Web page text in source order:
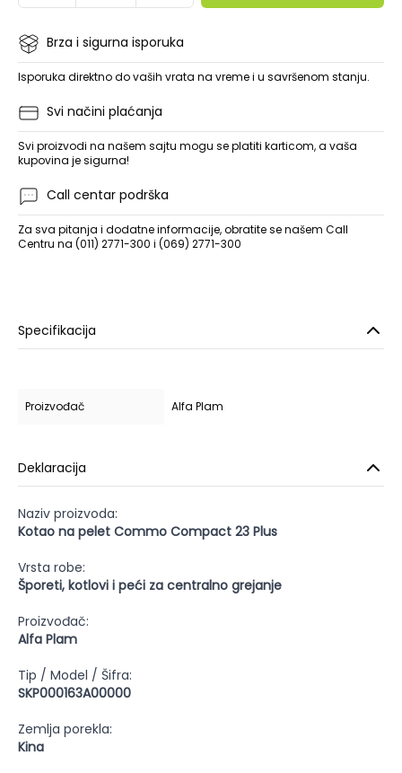
Brza i sigurna isporuka
Isporuka direktno do vaših vrata na vreme i u savršenom stanju.
Svi načini plaćanja
Svi proizvodi na našem sajtu mogu se platiti karticom, a vaša
kupovina je sigurna!
Call centar podrška
Za sva pitanja i dodatne informacije, obratite se našem Call
Centru na (011) 2771-300 i (069) 2771-300
Specifikacija
Proizvođač Alfa Plam
Deklaracija
Naziv proizvoda:
Kotao na pelet Commo Compact 23 Plus
Vrsta robe:
Šporeti, kotlovi i peći za centralno grejanje
Proizvođač:
Alfa Plam
Tip / Model / Šifra:
SKP000163A00000
Zemlja porekla:
Kina